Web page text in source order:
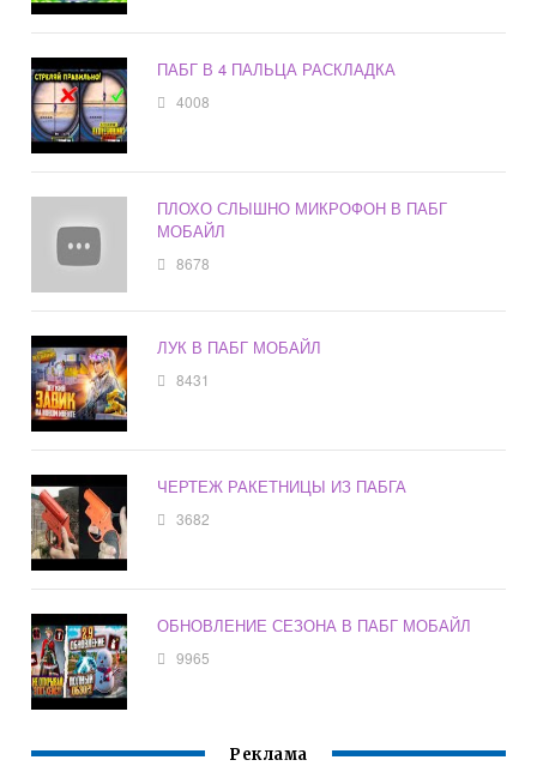
ПАБГ В 4 ПАЛЬЦА РАСКЛАДКА
4008
ПЛОХО СЛЫШНО МИКРОФОН В ПАБГ
МОБАЙЛ
8678
ЛУК В ПАБГ МОБАЙЛ
8431
ЧЕРТЕЖ РАКЕТНИЦЫ ИЗ ПАБГА
3682
ОБНОВЛЕНИЕ СЕЗОНА В ПАБГ МОБАЙЛ
9965
Реклама